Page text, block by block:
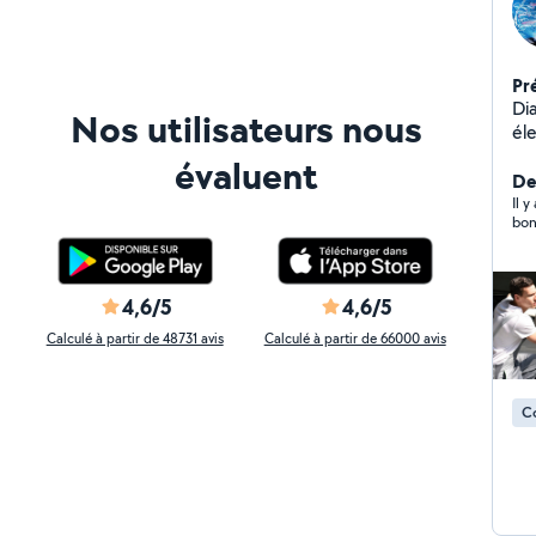
Nos utilisateurs nous
évaluent
4,6/5
Calculé à partir de 48731 avis
4,6/5
Calculé à partir de 66000 avis
Diagnostic
Il y